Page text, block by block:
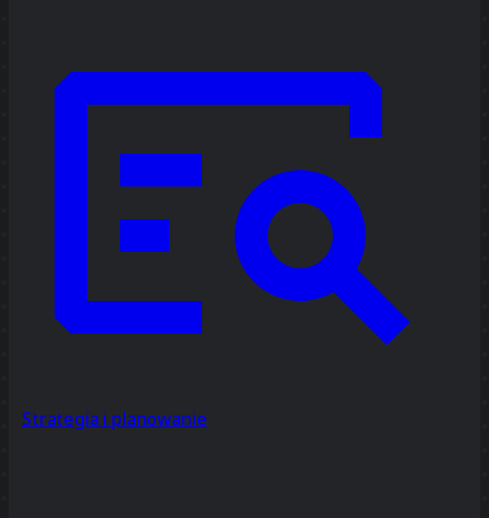
Strategia i planowanie